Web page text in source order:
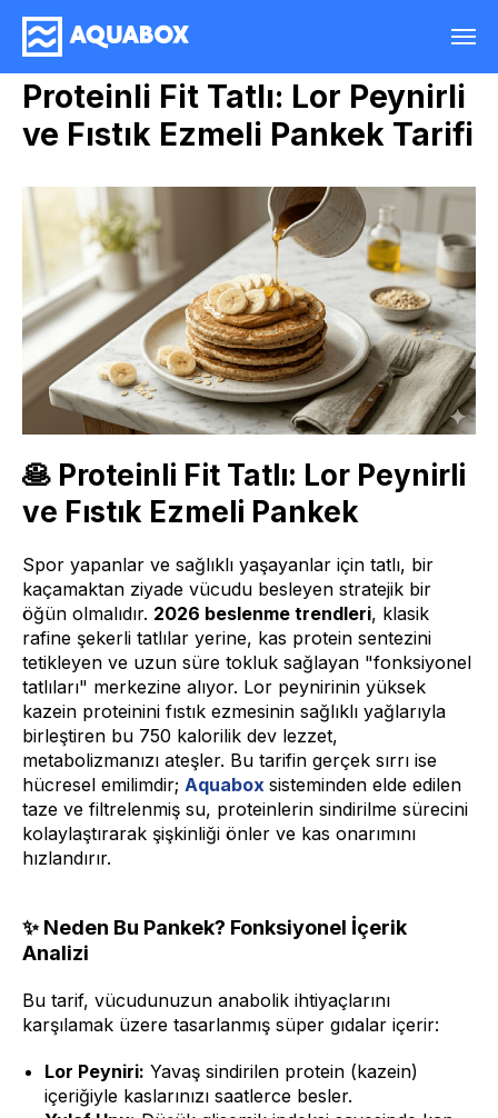
Proteinli Fit Tatlı: Lor Peynirli
ve Fıstık Ezmeli Pankek Tarifi
🥞 Proteinli Fit Tatlı: Lor Peynirli
ve Fıstık Ezmeli Pankek
Spor yapanlar ve sağlıklı yaşayanlar için tatlı, bir
kaçamaktan ziyade vücudu besleyen stratejik bir
öğün olmalıdır. 2026 beslenme trendleri, klasik
rafine şekerli tatlılar yerine, kas protein sentezini
tetikleyen ve uzun süre tokluk sağlayan "fonksiyonel
tatlıları" merkezine alıyor. Lor peynirinin yüksek
kazein proteinini fıstık ezmesinin sağlıklı yağlarıyla
birleştiren bu 750 kalorilik dev lezzet,
metabolizmanızı ateşler. Bu tarifin gerçek sırrı ise
hücresel emilimdir; Aquabox sisteminden elde edilen
taze ve filtrelenmiş su, proteinlerin sindirilme sürecini
kolaylaştırarak şişkinliği önler ve kas onarımını
hızlandırır.
✨ Neden Bu Pankek? Fonksiyonel İçerik
Analizi
Bu tarif, vücudunuzun anabolik ihtiyaçlarını
karşılamak üzere tasarlanmış süper gıdalar içerir:
Lor Peyniri: Yavaş sindirilen protein (kazein)
içeriğiyle kaslarınızı saatlerce besler.